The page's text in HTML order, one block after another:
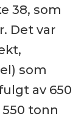
38, som
Det var
som
av 650
tonn